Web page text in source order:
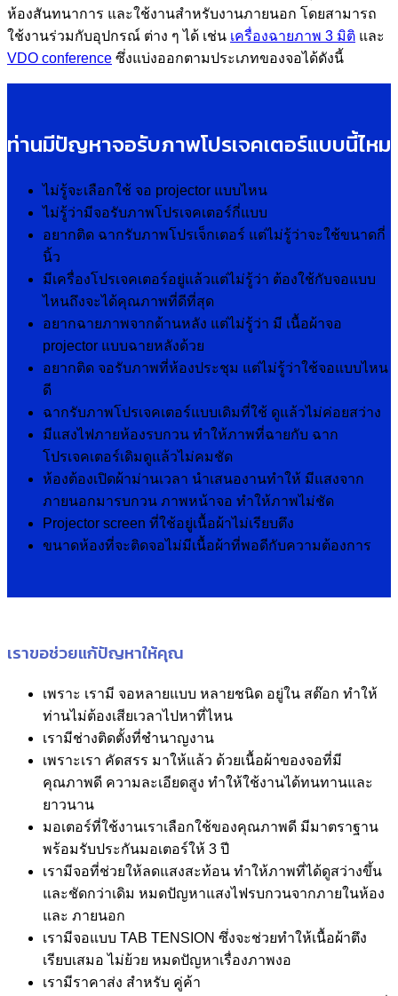
ห้องสันทนาการ และใช้งานสำหรับงานภายนอก โดยสามารถ
ใช้งานร่วมกับอุปกรณ์ ต่าง ๆ ได้ เช่น เครื่องฉายภาพ 3 มิติ และ
VDO conference ซึ่งแบ่งออกตามประเภทของจอได้ดังนี้
ท่านมีปัญหาจอรับภาพโปรเจคเตอร์แบบนี้ไหม
ไม่รู้จะเลือกใช้ จอ projector แบบไหน
ไม่รู้ว่ามีจอรับภาพโปรเจคเตอร์กี่แบบ
อยากติด ฉากรับภาพโปรเจ็กเตอร์ แต่ไม่รู้ว่าจะใช้ขนาดกี่
นิ้ว
มีเครื่องโปรเจคเตอร์อยู่แล้วแต่ไม่รู้ว่า ต้องใช้กับจอแบบ
ไหนถึงจะได้คุณภาพที่ดีที่สุด
อยากฉายภาพจากด้านหลัง แต่ไม่รู้ว่า มี เนื้อผ้าจอ
projector แบบฉายหลังด้วย
อยากติด จอรับภาพที่ห้องประชุม แต่ไม่รู้ว่าใช้จอแบบไหน
ดี
ฉากรับภาพโปรเจคเตอร์แบบเดิมที่ใช้ ดูแล้วไม่ค่อยสว่าง
มีแสงไฟภายห้องรบกวน ทำให้ภาพที่ฉายกับ ฉาก
โปรเจคเตอร์เดิมดูแล้วไม่คมชัด
ห้องต้องเปิดผ้าม่านเวลา นำเสนองานทำให้ มีแสงจาก
ภายนอกมารบกวน ภาพหน้าจอ ทำให้ภาพไม่ชัด
Projector screen ที่ใช้อยู่เนื้อผ้าไม่เรียบตึง
ขนาดห้องที่จะติดจอไม่มีเนื้อผ้าที่พอดีกับความต้องการ
เราขอช่วยแก้ปัญหาให้คุณ
เพราะ เรามี จอหลายแบบ หลายชนิด อยู่ใน สต๊อก ทำให้
ท่านไม่ต้องเสียเวลาไปหาที่ไหน
เรามีช่างติดตั้งที่ชำนาญงาน
เพราะเรา คัดสรร มาให้แล้ว ด้วยเนื้อผ้าของจอที่มี
คุณภาพดี ความละเอียดสูง ทำให้ใช้งานได้ทนทานและ
ยาวนาน
มอเตอร์ที่ใช้งานเราเลือกใช้ของคุณภาพดี มีมาตราฐาน
พร้อมรับประกันมอเตอร์ให้ 3 ปี
เรามีจอที่ช่วยให้ลดแสงสะท้อน ทำให้ภาพที่ได้ดูสว่างขึ้น
และชัดกว่าเดิม หมดปัญหาแสงไฟรบกวนจากภายในห้อง
และ ภายนอก
เรามีจอแบบ TAB TENSION ซึ่งจะช่วยทำให้เนื้อผ้าตึง
เรียบเสมอ ไม่ย้วย หมดปัญหาเรื่องภาพงอ
เรามีราคาส่ง สำหรับ คู่ค้า